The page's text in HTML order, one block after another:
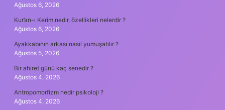
Ağustos 6, 2026
Kur’an-ı Kerim nedir, özellikleri nelerdir ?
Ağustos 6, 2026
Ayakkabının arkası nasıl yumuşatılır ?
Ağustos 5, 2026
Bir ahiret günü kaç senedir ?
Ağustos 4, 2026
Antropomorfizm nedir psikoloji ?
Ağustos 4, 2026